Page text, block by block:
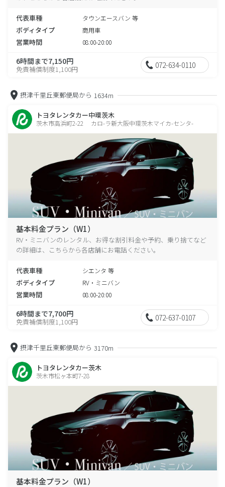
代表車種 タウンエースバン 等
ボディタイプ 商用車
営業時間 08:00-20:00
6時間まで7,150円
免責補償制度1,100円 072-634-0110
摂津千里丘東郵便局から 1634m
トヨタレンタカー中環茨木
茨木市高浜町2-22 カロ-ラ新大阪中環茨木マイカ-センタ-
基本料金プラン（W1）
RV・ミニバンのレンタル、お得な割引料金や予約、乗り捨てなど
の詳細は、こちらから各店舗にお電話ください。
代表車種 シエンタ 等
ボディタイプ RV・ミニバン
営業時間 08:00-20:00
6時間まで7,700円
免責補償制度1,100円 072-637-0107
摂津千里丘東郵便局から 3170m
トヨタレンタカー茨木
茨木市松ヶ本町7-28
基本料金プラン（W1）